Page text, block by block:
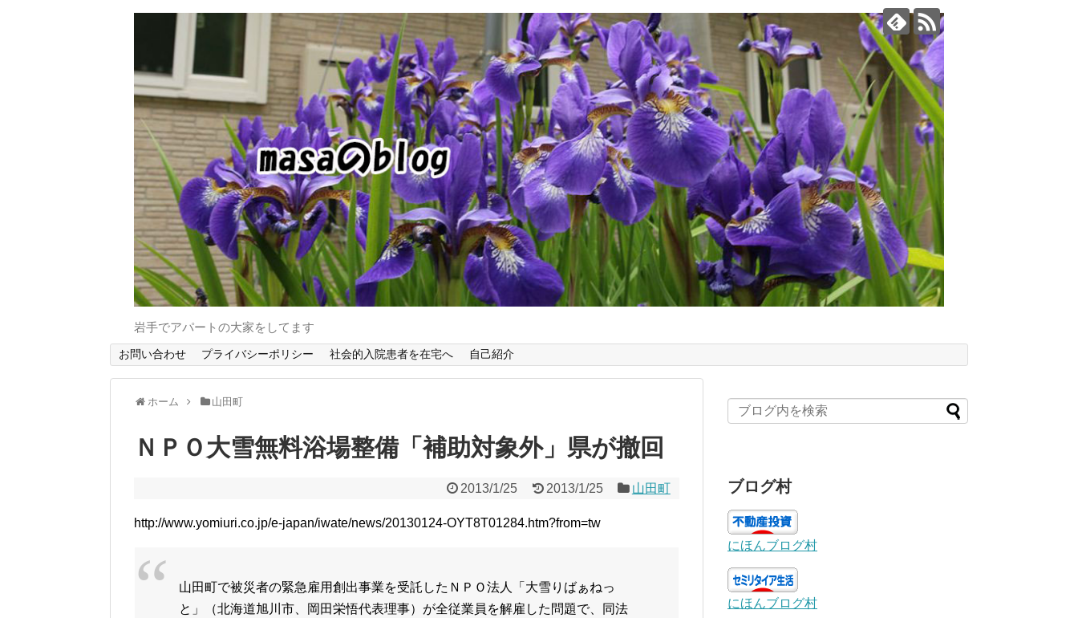
岩手でアパートの大家をしてます
お問い合わせ プライバシーポリシー 社会的入院患者を在宅へ 自己紹介
ホーム 山田町
ＮＰＯ大雪無料浴場整備「補助対象外」県が撤回
2013/1/25 2013/1/25 山田町
http://www.yomiuri.co.jp/e-japan/iwate/news/20130124-OYT8T01284.htm?from=tw
山田町で被災者の緊急雇用創出事業を受託したＮＰＯ法人「大雪りばぁねっ
と」（北海道旭川市、岡田栄悟代表理事）が全従業員を解雇した問題で、同法
ブログ村
にほんブログ村
にほんブログ村